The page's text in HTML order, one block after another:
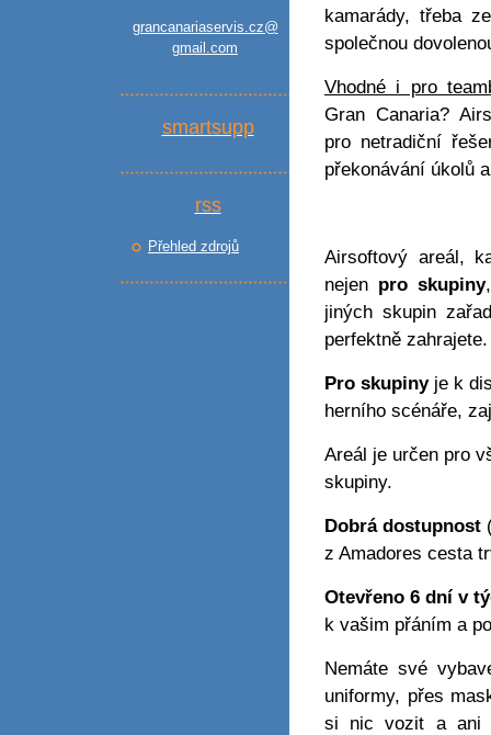
grancanariaservis.cz@
gmail.com
smartsupp
rss
Přehled zdrojů
kamarády, třeba
společnou
Vhodné i pro
Gran Canaria?
pro netradiční
překonávání úkolů
Airsoftový areál,
nejen pro skupiny
jiných skupin
perfektně zahrajete.
Pro skupinyje k
herního scénáře,
Areál je určen pro
skupiny.
Dobrá dostupnost
z Amadores cesta
Otevřeno 6 dní v
k vašim přáním a
Nemáte své
uniformy, přes
si nic vozit a